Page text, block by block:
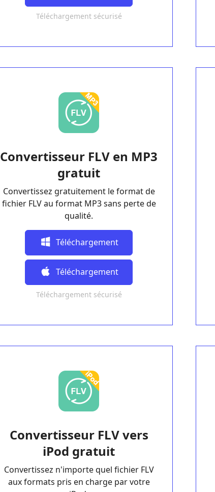
Gratuit
Téléchargement sécurisé
Convertisseur FLV en MP3
gratuit
Convertissez gratuitement le format de
fichier FLV au format MP3 sans perte de
qualité.
Téléchargement
Gratuit
Téléchargement
Gratuit
Téléchargement sécurisé
Convertisseur FLV vers
iPod gratuit
Convertissez n'importe quel fichier FLV
aux formats pris en charge par votre